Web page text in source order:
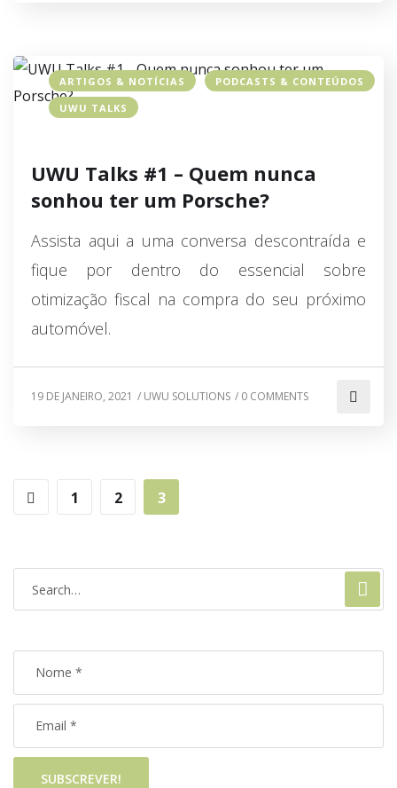
ARTIGOS & NOTÍCIAS
PODCASTS & CONTEÚDOS
UWU TALKS
UWU Talks #1 – Quem nunca
sonhou ter um Porsche?
Assista aqui a uma conversa descontraída e
fique por dentro do essencial sobre
otimização fiscal na compra do seu próximo
automóvel.
19 DE JANEIRO, 2021 / UWU SOLUTIONS / 0 COMMENTS
1 2 3
SUBSCREVER!